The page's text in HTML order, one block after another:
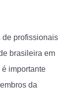
de profissionais
brasileira em
importante
da